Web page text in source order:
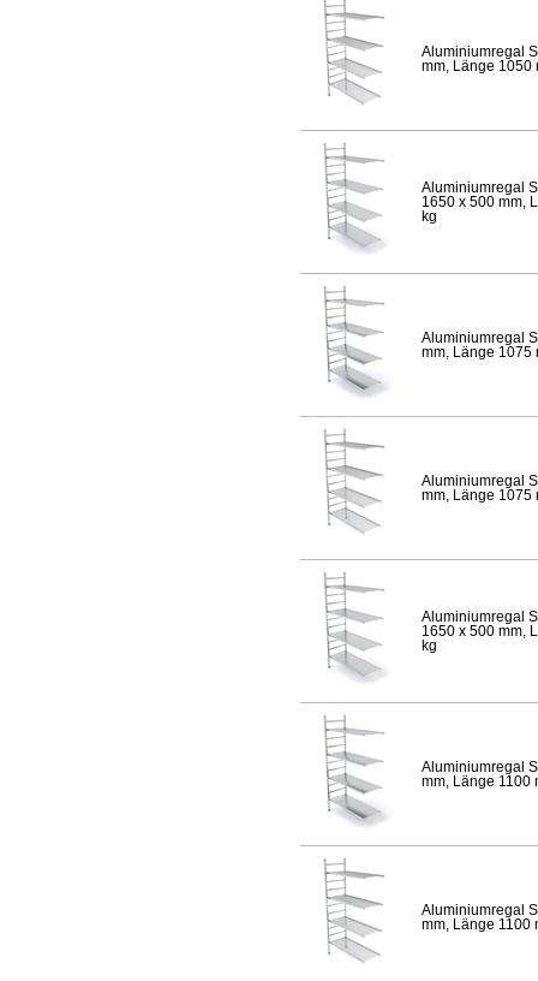
Aluminiumregal
mm, Länge 1050
Aluminiumregal
1650 x 500 mm,
kg
Aluminiumregal
mm, Länge 1075
Aluminiumregal
mm, Länge 1075
Aluminiumregal
1650 x 500 mm,
kg
Aluminiumregal
mm, Länge 1100
Aluminiumregal
mm, Länge 1100